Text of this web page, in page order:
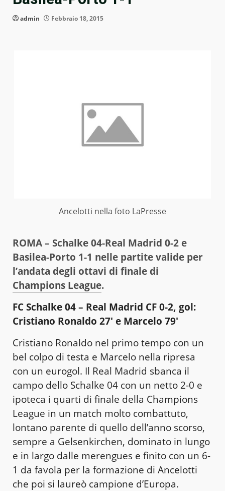
admin Febbraio 18, 2015
Ancelotti nella foto LaPresse
ROMA – Schalke 04-Real Madrid 0-2 e
Basilea-Porto 1-1 nelle partite valide per
l’andata degli ottavi di finale di
Champions League.
FC Schalke 04 – Real Madrid CF 0-2, gol:
Cristiano Ronaldo 27′ e Marcelo 79′
Cristiano Ronaldo nel primo tempo con un
bel colpo di testa e Marcelo nella ripresa
con un eurogol. Il Real Madrid sbanca il
campo dello Schalke 04 con un netto 2-0 e
ipoteca i quarti di finale della Champions
League in un match molto combattuto,
lontano parente di quello dell’anno scorso,
sempre a Gelsenkirchen, dominato in lungo
e in largo dalle merengues e finito con un 6-
1 da favola per la formazione di Ancelotti
che poi si laureò campione d’Europa.